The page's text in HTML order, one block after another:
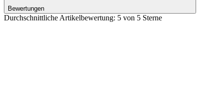
Bewertungen
Durchschnittliche Artikelbewertung: 5 von 5 Sterne